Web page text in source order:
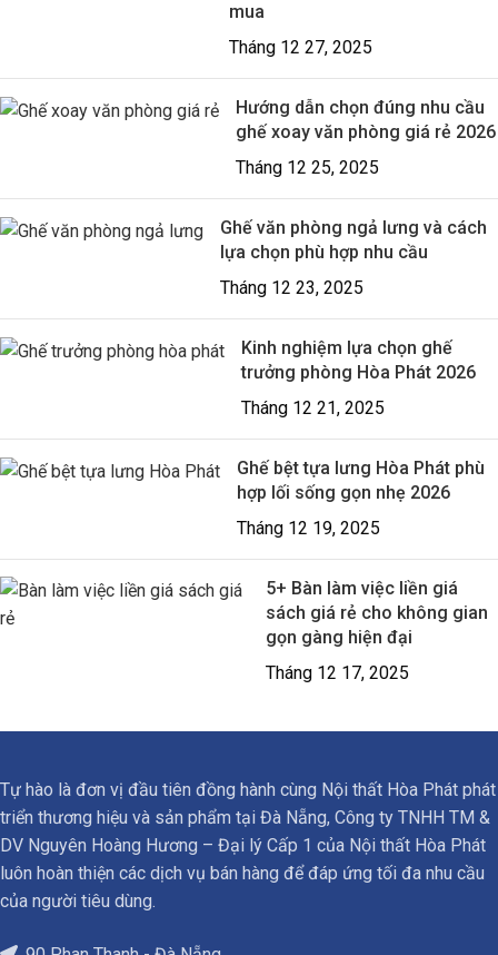
mua
Tháng 12 27, 2025
Hướng dẫn chọn đúng nhu cầu
ghế xoay văn phòng giá rẻ 2026
Tháng 12 25, 2025
Ghế văn phòng ngả lưng và cách
lựa chọn phù hợp nhu cầu
Tháng 12 23, 2025
Kinh nghiệm lựa chọn ghế
trưởng phòng Hòa Phát 2026
Tháng 12 21, 2025
Ghế bệt tựa lưng Hòa Phát phù
hợp lối sống gọn nhẹ 2026
Tháng 12 19, 2025
5+ Bàn làm việc liền giá
sách giá rẻ cho không gian
gọn gàng hiện đại
Tháng 12 17, 2025
Tự hào là đơn vị đầu tiên đồng hành cùng Nội thất Hòa Phát phát
triển thương hiệu và sản phẩm tại Đà Nẵng, Công ty TNHH TM &
DV Nguyên Hoàng Hương – Đại lý Cấp 1 của Nội thất Hòa Phát
luôn hoàn thiện các dịch vụ bán hàng để đáp ứng tối đa nhu cầu
của người tiêu dùng.